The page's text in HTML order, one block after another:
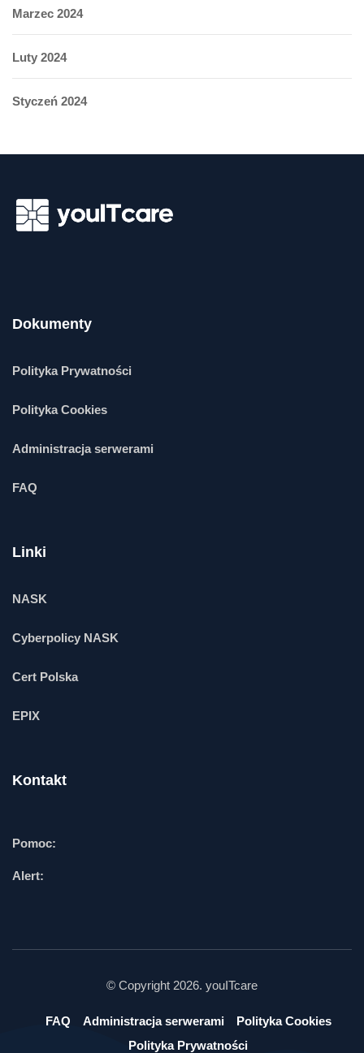
Marzec 2024
Luty 2024
Styczeń 2024
Dokumenty
Polityka Prywatności
Polityka Cookies
Administracja serwerami
FAQ
Linki
NASK
Cyberpolicy NASK
Cert Polska
EPIX
Kontakt
Pomoc:
Alert:
© Copyright 2026. youITcare
FAQ Administracja serwerami
Polityka Cookies
Polityka Prywatności